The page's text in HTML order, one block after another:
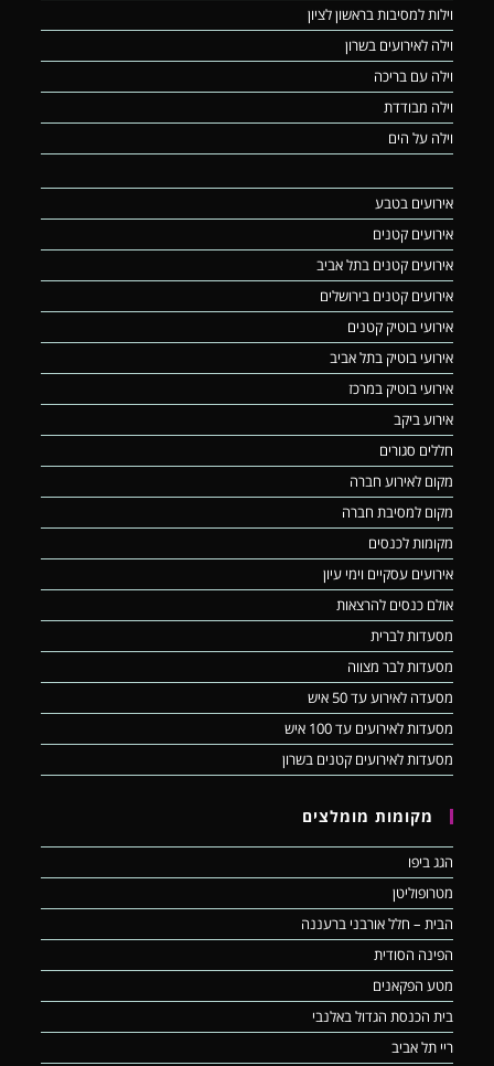
וילות למסיבות בראשון לציון
וילה לאירועים בשרון
וילה עם בריכה
וילה מבודדת
וילה על הים
אירועים בטבע
אירועים קטנים
אירועים קטנים בתל אביב
אירועים קטנים בירושלים
אירועי בוטיק קטנים
אירועי בוטיק בתל אביב
אירועי בוטיק במרכז
אירוע ביקב
חללים סגורים
מקום לאירוע חברה
מקום למסיבת חברה
מקומות לכנסים
אירועים עסקיים וימי עיון
אולם כנסים להרצאות
מסעדות לברית
מסעדות לבר מצווה
מסעדה לאירוע עד 50 איש
מסעדות לאירועים עד 100 איש
מסעדות לאירועים קטנים בשרון
מקומות מומלצים
הגג ביפו
מטרופוליטן
הבית – חלל אורבני ברעננה
הפינה הסודית
מטע הפקאנים
בית הכנסת הגדול באלנבי
ריי תל אביב